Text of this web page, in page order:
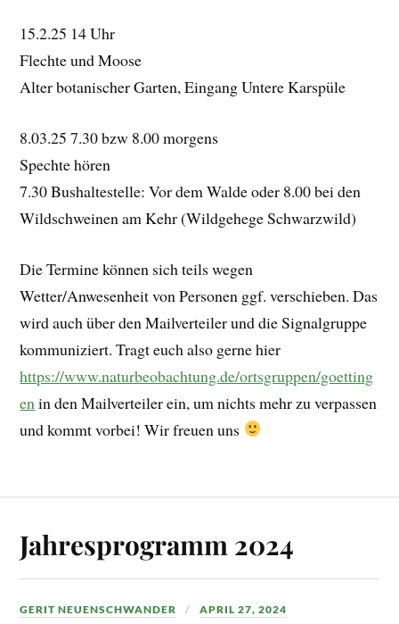
15.2.25 14 Uhr
Flechte und Moose
Alter botanischer Garten, Eingang Untere Karspüle
8.03.25 7.30 bzw 8.00 morgens
Spechte hören
7.30 Bushaltestelle: Vor dem Walde oder 8.00 bei den
Wildschweinen am Kehr (Wildgehege Schwarzwild)
Die Termine können sich teils wegen
Wetter/Anwesenheit von Personen ggf. verschieben. Das
wird auch über den Mailverteiler und die Signalgruppe
kommuniziert. Tragt euch also gerne hier
https://www.naturbeobachtung.de/ortsgruppen/goetting
en in den Mailverteiler ein, um nichts mehr zu verpassen
und kommt vorbei! Wir freuen uns
Jahresprogramm 2024
GERIT NEUENSCHWANDER APRIL 27, 2024